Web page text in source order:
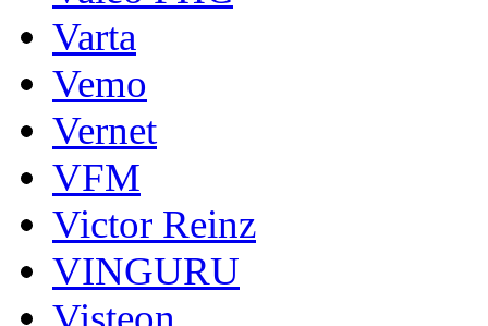
Varta
Vemo
Vernet
VFM
Victor Reinz
VINGURU